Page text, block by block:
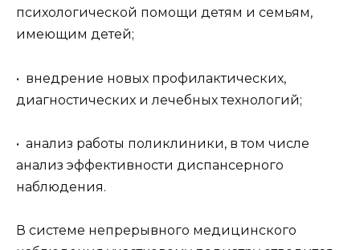
психологической помощи детям и семьям,
имеющим детей;
• внедрение новых профилактических,
диагностических и лечебных технологий;
• анализ работы поликлиники, в том числе
анализ эффективности диспансерного
наблюдения.
В системе непрерывного медицинского